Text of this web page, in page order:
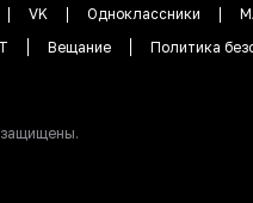
VK Одноклассники
Вещание
Политика
защищены.